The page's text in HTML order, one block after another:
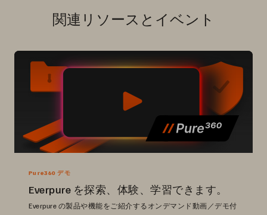
関連リソースとイベント
Pure360 デモ
Everpure を探索、体験、学習できます。
Everpure の製品や機能をご紹介するオンデマンド動画／デモ付